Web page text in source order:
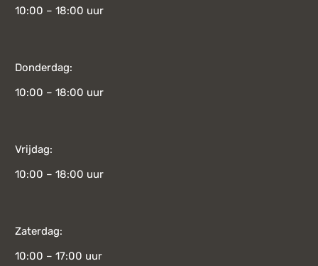
10:00 – 18:00 uur
Donderdag:
10:00 – 18:00 uur
Vrijdag:
10:00 – 18:00 uur
Zaterdag:
10:00 – 17:00 uur